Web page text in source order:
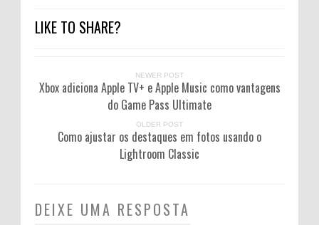
LIKE TO SHARE?
NEWER POST
Xbox adiciona Apple TV+ e Apple Music como vantagens
do Game Pass Ultimate
OLDER POST
Como ajustar os destaques em fotos usando o
Lightroom Classic
DEIXE UMA RESPOSTA